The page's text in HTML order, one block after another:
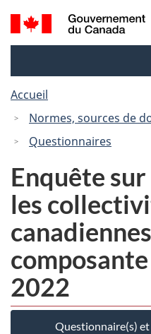
Recherche
et
Accueil
Normes, sources de
Questionnaires
Enquête
les
2022
Questionnaire(s)